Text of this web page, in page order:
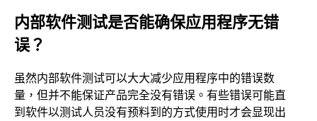
内部软件测试是否能确保应用程序无错
误？
虽然内部软件测试可以大大减少应用程序中的错误数
量，但并不能保证产品完全没有错误。有些错误可能直
到软件以测试人员没有预料到的方式使用时才会显现出